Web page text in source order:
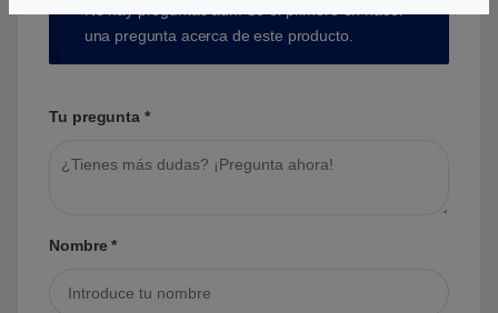
una pregunta acerca de este producto.
Tu pregunta *
Nombre*